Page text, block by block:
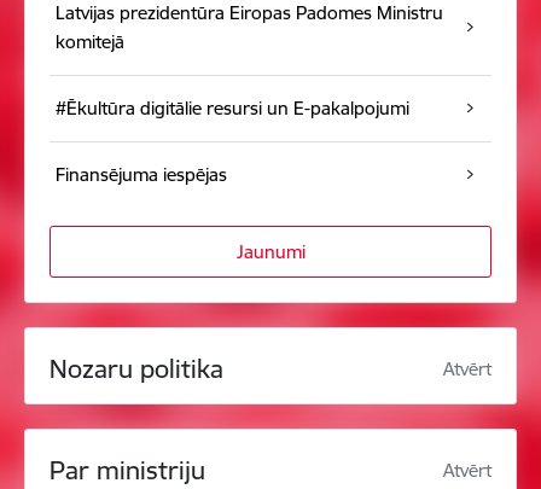
Latvijas prezidentūra Eiropas Padomes Ministru
komitejā
#Ēkultūra digitālie resursi un E-pakalpojumi
Finansējuma iespējas
Jaunumi
Nozaru politika Atvērt
Par ministriju Atvērt